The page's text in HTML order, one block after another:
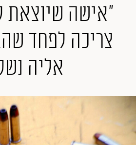
אופנה
ביוטי
סלבס
ערוצים
המגזין
"אישה שיוצאת
צריכה לפחד
אליה